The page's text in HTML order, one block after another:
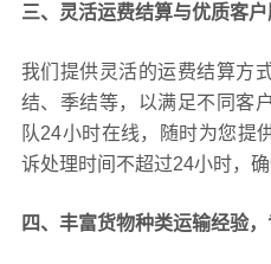
三、灵活运费结算与优质客
我们提供灵活的运费结算方
结、季结等，以满足不同客
队24小时在线，随时为您提
诉处理时间不超过24小时，
四、丰富货物种类运输经验